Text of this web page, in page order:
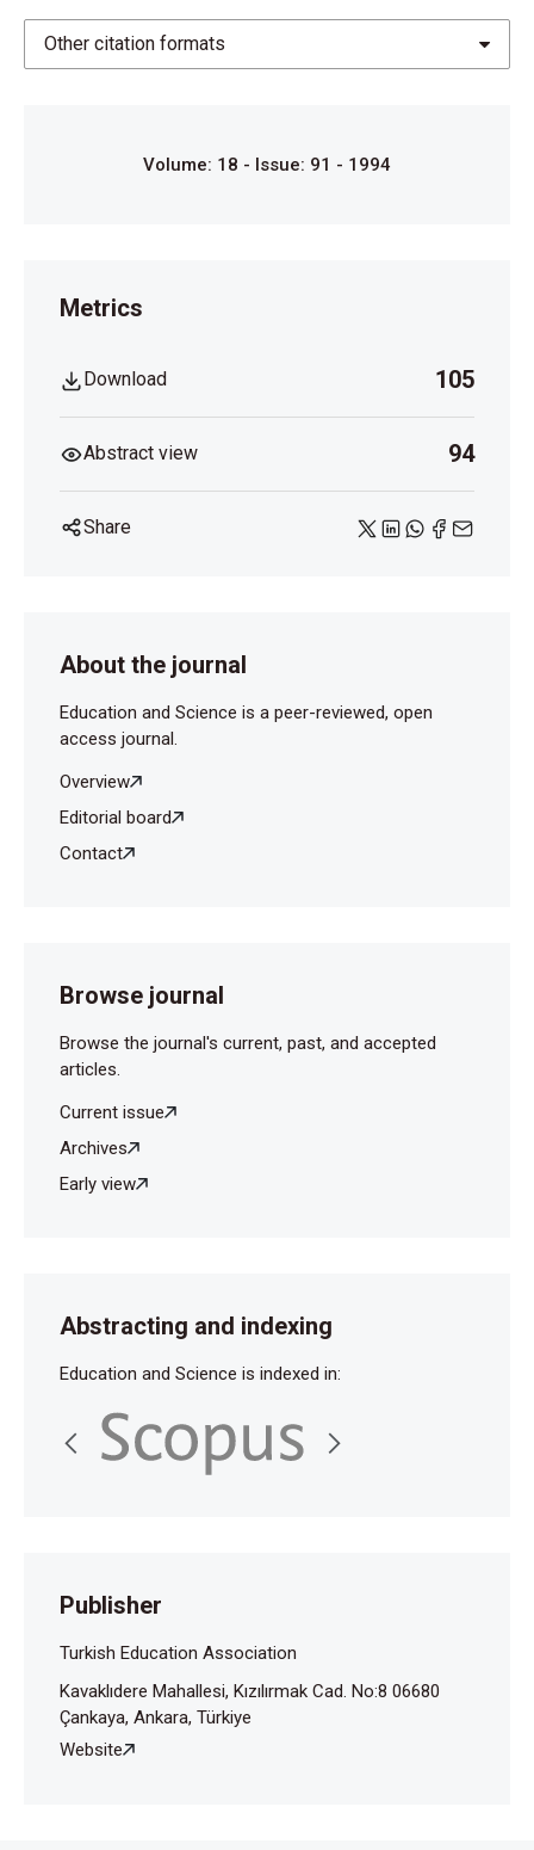
Other citation formats
Volume: 18 - Issue: 91 - 1994
Metrics
Download 105
Abstract view 94
Share
About the journal
Education and Science is a peer-reviewed, open
access journal.
Overview
Editorial board
Contact
Browse journal
Browse the journal's current, past, and accepted
articles.
Current issue
Archives
Early view
Abstracting and indexing
Education and Science is indexed in:
Publisher
Turkish Education Association
Kavaklıdere Mahallesi, Kızılırmak Cad. No:8 06680
Çankaya, Ankara, Türkiye
Website